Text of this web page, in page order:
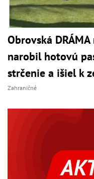
Obrovská
narobil hotovú
strčenie a išiel k
Zahraničné